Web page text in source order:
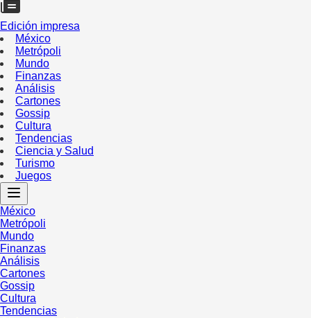
Edición impresa
México
Metrópoli
Mundo
Finanzas
Análisis
Cartones
Gossip
Cultura
Tendencias
Ciencia y Salud
Turismo
Juegos
México
Metrópoli
Mundo
Finanzas
Análisis
Cartones
Gossip
Cultura
Tendencias